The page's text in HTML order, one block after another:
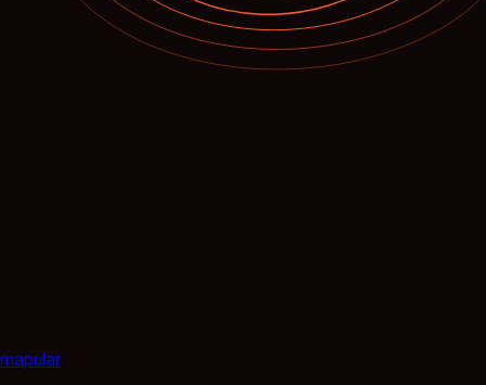
mapular